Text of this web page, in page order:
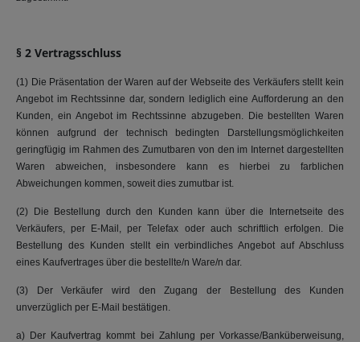
§ 2 Vertragsschluss
(1) Die Präsentation der Waren auf der Webseite des Verkäufers stellt kein
Angebot im Rechtssinne dar, sondern lediglich eine Aufforderung an den
Kunden, ein Angebot im Rechtssinne abzugeben. Die bestellten Waren
können aufgrund der technisch bedingten Darstellungsmöglichkeiten
geringfügig im Rahmen des Zumutbaren von den im Internet dargestellten
Waren abweichen, insbesondere kann es hierbei zu farblichen
Abweichungen kommen, soweit dies zumutbar ist.
(2) Die Bestellung durch den Kunden kann über die Internetseite des
Verkäufers, per E-Mail, per Telefax oder auch schriftlich erfolgen. Die
Bestellung des Kunden stellt ein verbindliches Angebot auf Abschluss
eines Kaufvertrages über die bestellte/n Ware/n dar.
(3) Der Verkäufer wird den Zugang der Bestellung des Kunden
unverzüglich per E-Mail bestätigen.
a) Der Kaufvertrag kommt bei Zahlung per Vorkasse/Banküberweisung,